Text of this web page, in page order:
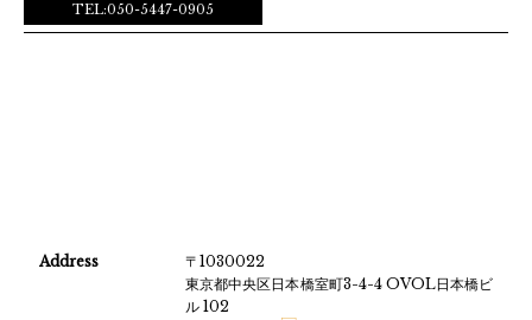
TEL:050-5447-0905
Address
〒1030022
東京都中央区日本橋室町3-4-4 OVOL日本橋ビ
ル 102